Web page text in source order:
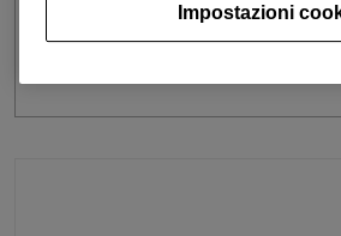
C’è qualche rapporto tra
all’apparecchiatura DJ e
Impostazioni